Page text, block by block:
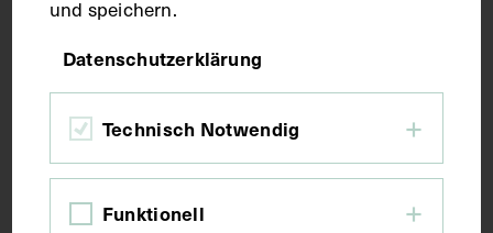
Bildmaß 12,2 x 9 cm
Bildmaß inkl. Untergrund 22,1 x 15,7 cm
und speichern.
Datenschutzerklärung
Technisch Notwendig
Funktionell